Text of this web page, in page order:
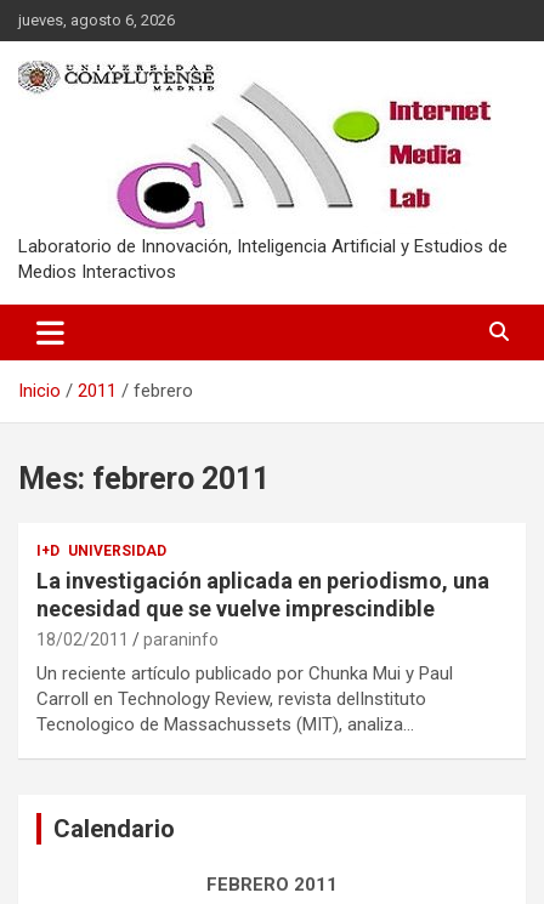
Saltar
al
contenido
jueves, agosto 6, 2026
Laboratorio de Innovación, Inteligencia Artificial y Estudios de
Medios Interactivos
Inicio 2011 febrero
Mes: febrero 2011
I+D UNIVERSIDAD
La investigación aplicada en periodismo, una
necesidad que se vuelve imprescindible
18/02/2011 paraninfo
Un reciente artículo publicado por Chunka Mui y Paul
Carroll en Technology Review, revista delInstituto
Tecnologico de Massachussets (MIT), analiza…
Calendario
FEBRERO 2011